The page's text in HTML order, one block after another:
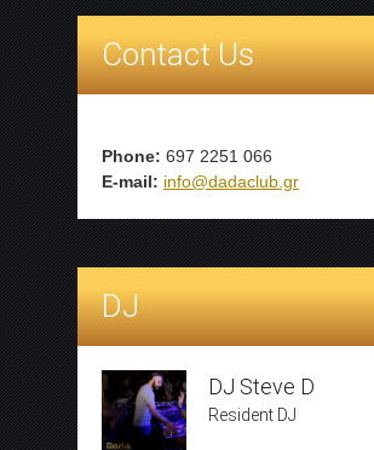
Contact Us
Phone: 697 2251 066
E-mail: info@dadaclub.gr
DJ
DJ Steve D
Resident DJ